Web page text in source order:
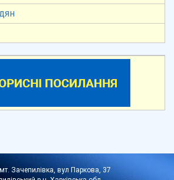
Зачепилівка, вул Паркова, 37